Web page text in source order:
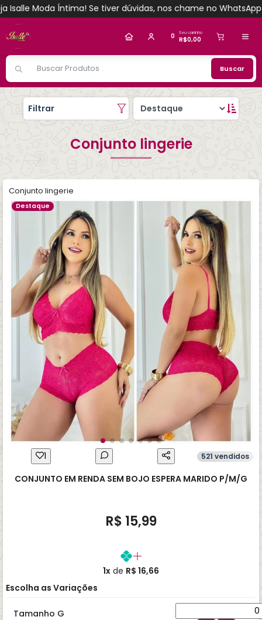
Se tiver dúvidas, nos chame no WhatsApp! Bem-vindos à
0 Seu carrinho
R$0,00
Buscar
Filtrar
Conjunto lingerie
Conjunto lingerie
Destaque
1 521 vendidos
CONJUNTO EM RENDA SEM BOJO ESPERA MARIDO P/M/G
R$ 15,99
1x de R$ 16,66
Escolha as Variações
Tamanho G
Alguém de Salvador - BAcomprou Cueca
algodao- Pac/ 06 und (cada pacote do mesmo
Pedido de R$ 498,93